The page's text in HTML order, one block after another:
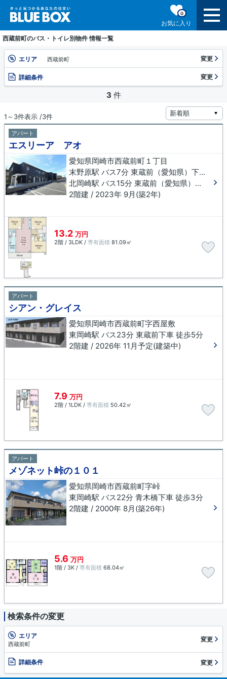
お気に入り
0
西蔵前町のバス・トイレ別物件 情報一覧
エリア 西蔵前町 変更
詳細条件 変更
3 件
1～3件表示 /3件
アパート
エスリーア アオ
愛知県岡崎市西蔵前町１丁目
末野原駅 バス7分 東蔵前（愛知県）下車 徒歩3分
北岡崎駅 バス15分 東蔵前（愛知県）下車 徒歩3分
2階建 / 2023年 9月(築2年)
13.2 万円
2階 / 3LDK / 専有面積 81.09㎡
アパート
シアン・グレイス
愛知県岡崎市西蔵前町字西屋敷
東岡崎駅 バス23分 東蔵前下車 徒歩5分
2階建 / 2026年 11月予定(建築中)
7.9 万円
2階 / 1LDK / 専有面積 50.42㎡
アパート
メゾネット峠の１０１
愛知県岡崎市西蔵前町字峠
東岡崎駅 バス22分 青木橋下車 徒歩3分
2階建 / 2000年 8月(築26年)
5.6 万円
1階 / 3K / 専有面積 68.04㎡
検索条件の変更
エリア
西蔵前町
変更
詳細条件 変更